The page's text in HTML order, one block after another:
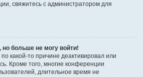
свяжитесь с администратором для
но больше не могу войти!
какой-то причине деактивировал или
Кроме того, многие конференции
длительное время не